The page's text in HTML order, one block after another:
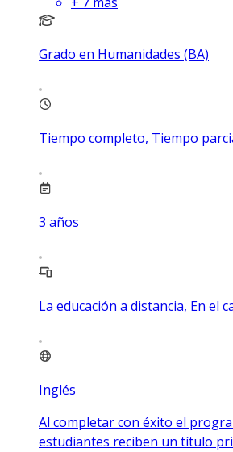
Grado en Humanidades (BA)
Tiempo completo, Tiempo
3 años
La educación a distancia, En el
Inglés
Al completar con éxito el
estudiantes reciben un título